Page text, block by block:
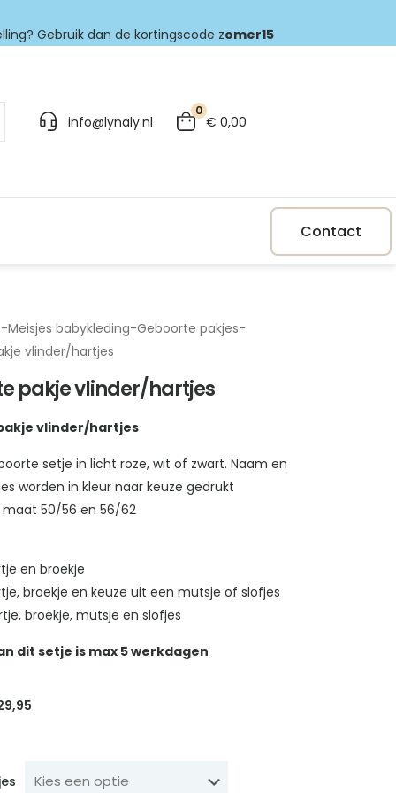
Gebruik dan de kortingscode zomer15
info@lynaly.nl
0
€ 0,00
Contact
-Meisjes babykleding-Geboorte pakjes-
vlinder/hartjes
pakje vlinder/hartjes
vlinder/hartjes
setje in licht roze, wit of zwart. Naam en
worden in kleur naar keuze gedrukt
maat 50/56 en 56/62
en broekje
broekje en keuze uit een mutsje of slofjes
broekje, mutsje en slofjes
dit setje is max 5 werkdagen
€ 29,95